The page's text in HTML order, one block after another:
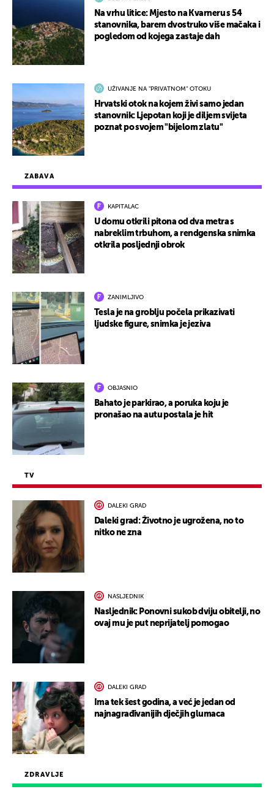
ZDRAVLJE
ZABAVA
KAPITALAC
U domu otkrili pitona od dva metra s
nabreklim trbuhom, a rendgenska snimka
otkrila posljednji obrok
ZANIMLJIVO
Tesla je na groblju počela prikazivati
ljudske figure, snimka je jeziva
OBJASNIO
Bahato je parkirao, a poruka koju je
pronašao na autu postala je hit
TV
DALEKI GRAD
Daleki grad: Životno je ugrožena, no to
nitko ne zna
NASLJEDNIK
Nasljednik: Ponovni sukob dviju obitelji, no
ovaj mu je put neprijatelj pomogao
DALEKI GRAD
Ima tek šest godina, a već je jedan od
najnagrađivanijih dječjih glumaca
Na vrhu litice: Mjesto na Kvarneru s 54
stanovnika, barem dvostruko više mačaka i
pogledom od kojega zastaje dah
UŽIVANJE NA "PRIVATNOM" OTOKU
Hrvatski otok na kojem živi samo jedan
stanovnik: Ljepotan koji je diljem svijeta
poznat po svojem "bijelom zlatu"